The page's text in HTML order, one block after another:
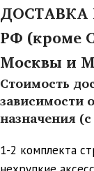
ДОСТАВКА
РФ (кроме
Москвы и
Стоимость
зависимости
назначения
1-2 комплекта